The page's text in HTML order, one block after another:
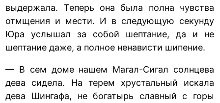
выдержала. Теперь она была полна чувства
отмщения и мести. И в следующую секунду
Юра услышал за собой шептание, да и не
шептание даже, а полное ненависти шипение.
— В сем доме нашем Магал-Сигал солнцева
дева сидела. На терем хрустальный искала
дева Шингафа, не богатырь славный с горы